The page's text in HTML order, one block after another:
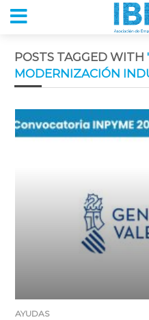
POSTS TAGGED WITH
MODERNIZACIÓN
AYUDAS